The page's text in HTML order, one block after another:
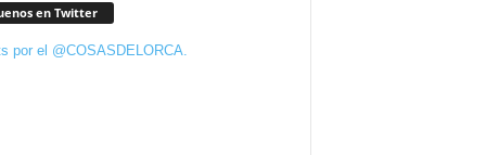
en Twitter
por el @COSASDELORCA.